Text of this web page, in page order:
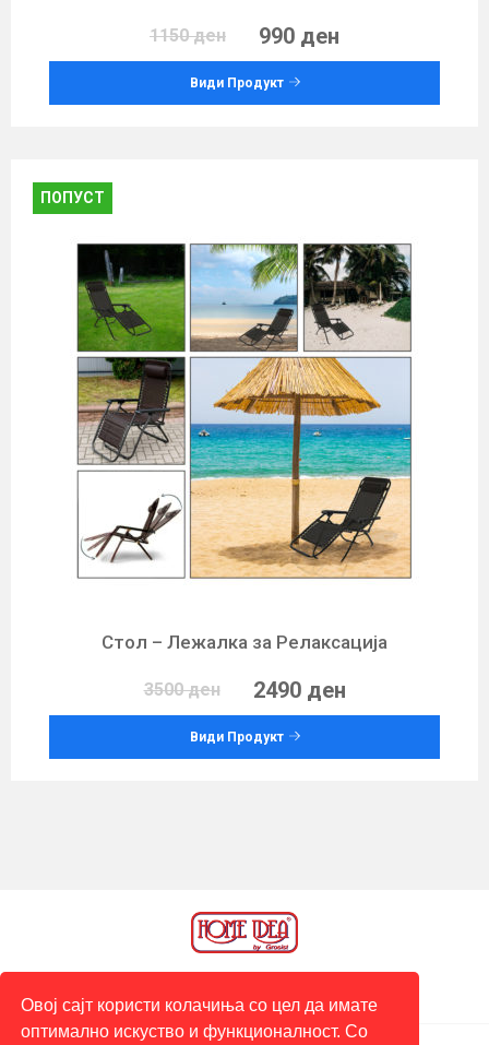
1150 ден 990 ден
Види Продукт
ПОПУСТ
Стол – Лежалка за Релаксација
3500 ден 2490 ден
Види Продукт
Овој сајт користи колачиња со цел да имате
оптимално искуство и функционалност. Со